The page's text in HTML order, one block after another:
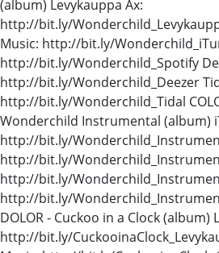
(album) Levykauppa Äx:
http://bit.ly/
Music: http://bit.ly/
http://bit.ly/Wonderchild_Spotify
http://bit.ly/Wonderchild_Deezer
http://bit.ly/Wonderchild_Tidal
Wonderchild Instrumental (album)
http://bit.ly/
http://bit.ly/
http://bit.ly/
http://bit.ly/
DOLOR - Cuckoo in a Clock (album)
http://bit.ly/